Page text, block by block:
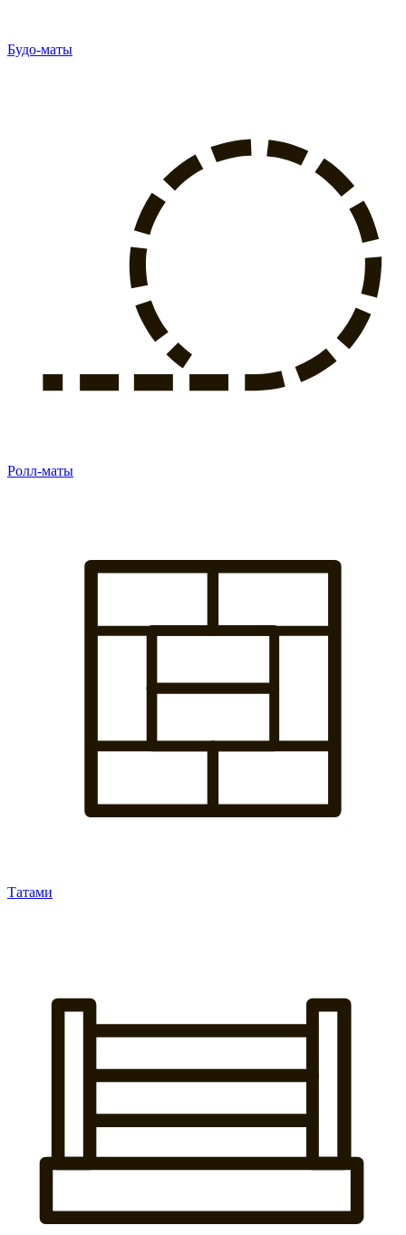
Будо-маты
Ролл-маты
Татами